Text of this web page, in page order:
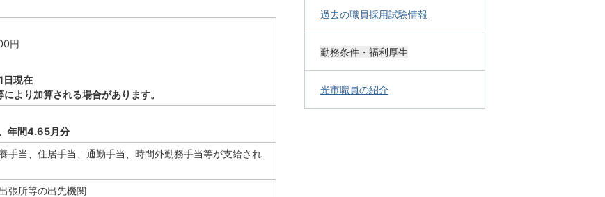
円
日現在
より加算される場合があります。
年間4.65月分
手当、住居手当、通勤手当、時間外勤務手当等が支給され
張所等の出先機関
過去の職員採用試験情報
勤務条件・福利厚生
光市職員の紹介